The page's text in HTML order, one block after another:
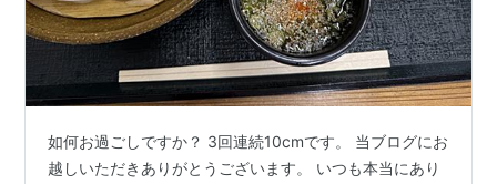
如何お過ごしですか？ 3回連続10cmです。 当ブログにお
越しいただきありがとうございます。 いつも本当にあり